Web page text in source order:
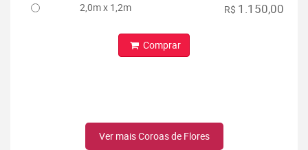
2,0m x 1,2m R$ 1.150,00
Comprar
Ver mais Coroas de Flores